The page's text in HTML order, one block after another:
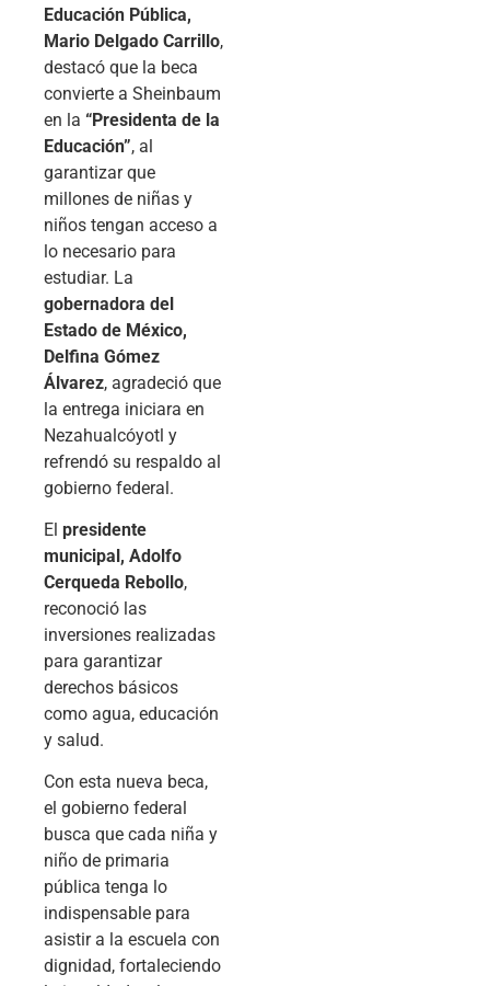
Educación Pública,
Mario Delgado Carrillo,
destacó que la beca
convierte a Sheinbaum
en la “Presidenta de la
Educación”, al
garantizar que
millones de niñas y
niños tengan acceso a
lo necesario para
estudiar. La
gobernadora del
Estado de México,
Delfina Gómez
Álvarez, agradeció que
la entrega iniciara en
Nezahualcóyotl y
refrendó su respaldo al
gobierno federal.
El presidente
municipal, Adolfo
Cerqueda Rebollo,
reconoció las
inversiones realizadas
para garantizar
derechos básicos
como agua, educación
y salud.
Con esta nueva beca,
el gobierno federal
busca que cada niña y
niño de primaria
pública tenga lo
indispensable para
asistir a la escuela con
dignidad, fortaleciendo